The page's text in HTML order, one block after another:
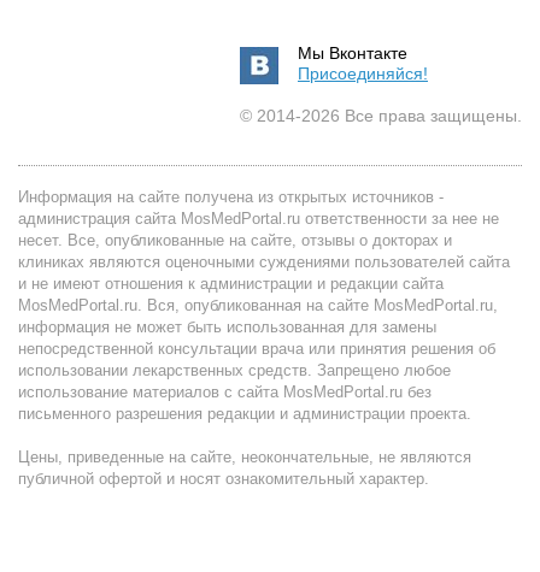
Мы Вконтакте
Присоединяйся!
© 2014-2026 Все права защищены.
Информация на сайте получена из открытых источников -
администрация сайта MosMedPortal.ru ответственности за нее не
несет. Все, опубликованные на сайте, отзывы о докторах и
клиниках являются оценочными суждениями пользователей сайта
и не имеют отношения к администрации и редакции сайта
MosMedPortal.ru. Вся, опубликованная на сайте MosMedPortal.ru,
информация не может быть использованная для замены
непосредственной консультации врача или принятия решения об
использовании лекарственных средств. Запрещено любое
использование материалов с сайта MosMedPortal.ru без
письменного разрешения редакции и администрации проекта.
Цены, приведенные на сайте, неокончательные, не являются
публичной офертой и носят ознакомительный характер.